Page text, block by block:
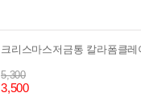
크리스마스저금통 칼라폼클레
5,300
3,500